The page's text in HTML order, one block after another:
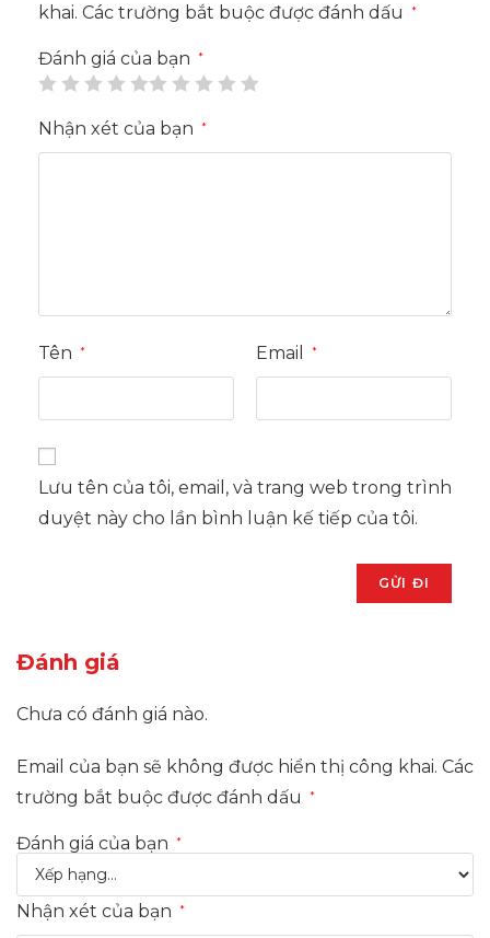
khai. Các trường bắt buộc được đánh dấu *
Đánh giá của bạn *
Nhận xét của bạn *
Tên * Email *
Lưu tên của tôi, email, và trang web trong trình
duyệt này cho lần bình luận kế tiếp của tôi.
Đánh giá
Chưa có đánh giá nào.
Email của bạn sẽ không được hiển thị công khai. Các
trường bắt buộc được đánh dấu
*
Đánh giá của bạn *
Nhận xét của bạn *